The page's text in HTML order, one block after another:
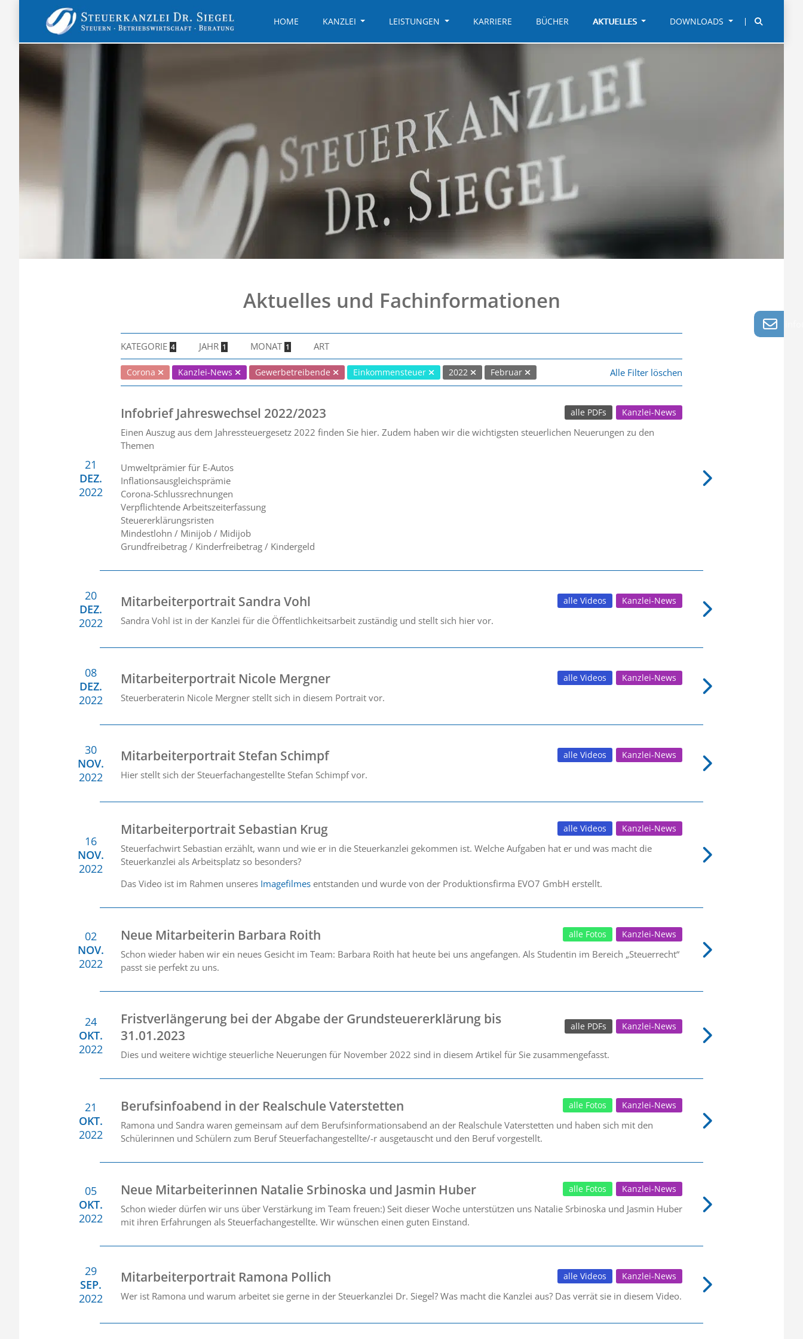
HOME KANZLEI LEISTUNGEN KARRIERE BÜCHER AKTUELLES DOWNLOADS
Aktuelles und Fachinformationen
KATEGORIE 4 JAHR 1 MONAT 1 ART
Corona Kanzlei-News Gewerbetreibende Einkommensteuer 2022 Februar Alle Filter löschen
21
DEZ.
2022
Infobrief Jahreswechsel 2022/2023 Kanzlei-News
alle PDFs
Einen Auszug aus dem Jahressteuergesetz 2022 finden Sie hier. Zudem haben wir die wichtigsten steuerlichen Neuerungen zu den
Themen
Umweltprämier für E-Autos
Inflationsausgleichsprämie
Corona-Schlussrechnungen
Verpflichtende Arbeitszeiterfassung
Steuererklärungsristen
Mindestlohn / Minijob / Midijob
Grundfreibetrag / Kinderfreibetrag / Kindergeld
20
DEZ.
2022
Mitarbeiterportrait Sandra Vohl Kanzlei-News
alle Videos
Sandra Vohl ist in der Kanzlei für die Öffentlichkeitsarbeit zuständig und stellt sich hier vor.
08
DEZ.
2022
Mitarbeiterportrait Nicole Mergner Kanzlei-News
alle Videos
Steuerberaterin Nicole Mergner stellt sich in diesem Portrait vor.
30
NOV.
2022
Mitarbeiterportrait Stefan Schimpf Kanzlei-News
alle Videos
Hier stellt sich der Steuerfachangestellte Stefan Schimpf vor.
16
NOV.
2022
Mitarbeiterportrait Sebastian Krug Kanzlei-News
alle Videos
Steuerfachwirt Sebastian erzählt, wann und wie er in die Steuerkanzlei gekommen ist. Welche Aufgaben hat er und was macht die
Steuerkanzlei als Arbeitsplatz so besonders?
Das Video ist im Rahmen unseres Imagefilmes entstanden und wurde von der Produktionsfirma EVO7 GmbH erstellt.
02
NOV.
2022
Neue Mitarbeiterin Barbara Roith Kanzlei-News
alle Fotos
Schon wieder haben wir ein neues Gesicht im Team: Barbara Roith hat heute bei uns angefangen. Als Studentin im Bereich „Steuerrecht“
passt sie perfekt zu uns.
24
OKT.
2022
Fristverlängerung bei der Abgabe der Grundsteuererklärung bis
31.01.2023
Kanzlei-News
alle PDFs
Dies und weitere wichtige steuerliche Neuerungen für November 2022 sind in diesem Artikel für Sie zusammengefasst.
21
OKT.
2022
Berufsinfoabend in der Realschule Vaterstetten Kanzlei-News
alle Fotos
Ramona und Sandra waren gemeinsam auf dem Berufsinformationsabend an der Realschule Vaterstetten und haben sich mit den
Schülerinnen und Schülern zum Beruf Steuerfachangestellte/-r ausgetauscht und den Beruf vorgestellt.
05
OKT.
2022
Neue Mitarbeiterinnen Natalie Srbinoska und Jasmin Huber Kanzlei-News
alle Fotos
Schon wieder dürfen wir uns über Verstärkung im Team freuen:) Seit dieser Woche unterstützen uns Natalie Srbinoska und Jasmin Huber
mit ihren Erfahrungen als Steuerfachangestellte. Wir wünschen einen guten Einstand.
29
SEP.
2022
Mitarbeiterportrait Ramona Pollich Kanzlei-News
alle Videos
Wer ist Ramona und warum arbeitet sie gerne in der Steuerkanzlei Dr. Siegel? Was macht die Kanzlei aus? Das verrät sie in diesem Video.